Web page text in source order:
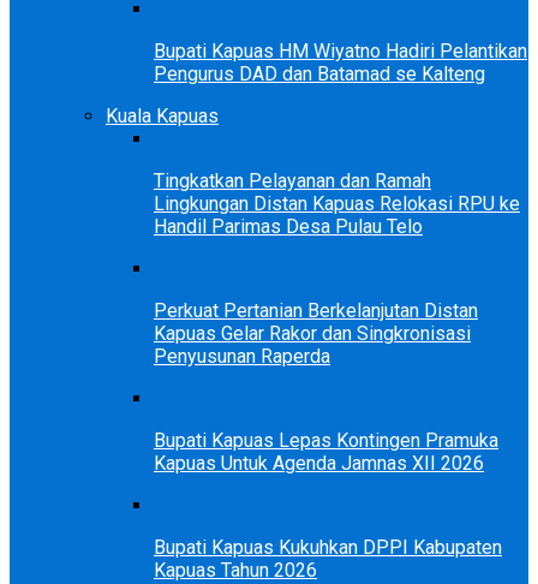
Bupati Kapuas HM Wiyatno Hadiri Pelantikan
Pengurus DAD dan Batamad se Kalteng
Kuala Kapuas
Tingkatkan Pelayanan dan Ramah
Lingkungan Distan Kapuas Relokasi RPU ke
Handil Parimas Desa Pulau Telo
Perkuat Pertanian Berkelanjutan Distan
Kapuas Gelar Rakor dan Singkronisasi
Penyusunan Raperda
Bupati Kapuas Lepas Kontingen Pramuka
Kapuas Untuk Agenda Jamnas XII 2026
Bupati Kapuas Kukuhkan DPPI Kabupaten
Kapuas Tahun 2026